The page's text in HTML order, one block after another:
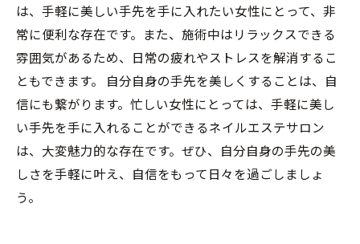
は、手軽に美しい手先を手に入れたい女性にとって、非
常に便利な存在です。また、施術中はリラックスできる
雰囲気があるため、日常の疲れやストレスを解消するこ
ともできます。 自分自身の手先を美しくすることは、自
信にも繋がります。忙しい女性にとっては、手軽に美し
い手先を手に入れることができるネイルエステサロン
は、大変魅力的な存在です。ぜひ、自分自身の手先の美
しさを手軽に叶え、自信をもって日々を過ごしましょ
う。